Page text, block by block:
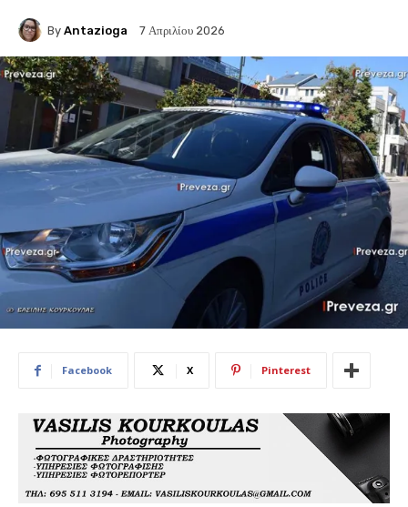
By Antazioga 7 Απριλίου 2026
Facebook X Pinterest